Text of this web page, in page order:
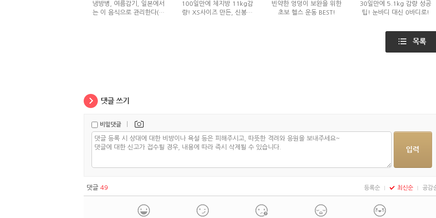
냉방병, 여름감기, 일본에서
는 이 음식으로 관리한다(생
100일만에 체지방 11kg감
량! XS사이즈 만든, 신봉선
빈약한 엉덩이 보완을 위한
초보 헬스 운동 BEST!
30일만에 5.1kg 감량 성공
팁! 눈바디 대신 0바디로!
비밀댓글
댓글 49 등록순 최신순 공감